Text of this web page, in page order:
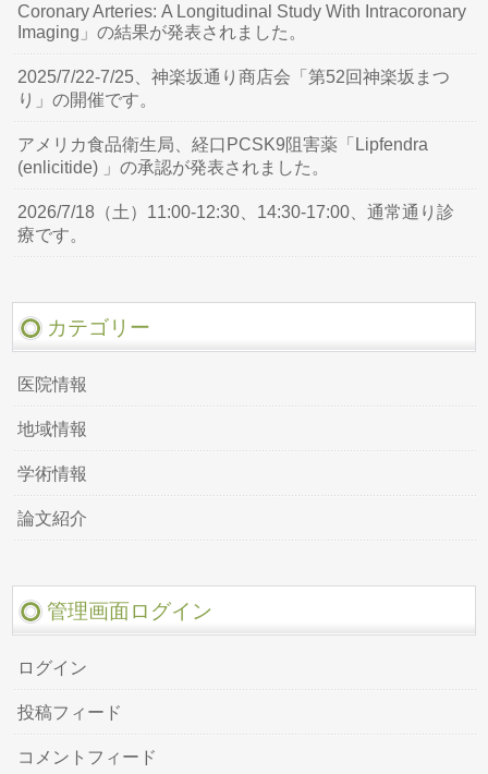
Coronary Arteries: A Longitudinal Study With Intracoronary
Imaging」の結果が発表されました。
2025/7/22-7/25、神楽坂通り商店会「第52回神楽坂まつ
り」の開催です。
アメリカ食品衛生局、経口PCSK9阻害薬「Lipfendra
(enlicitide) 」の承認が発表されました。
2026/7/18（土）11:00-12:30、14:30-17:00、通常通り診
療です。
カテゴリー
医院情報
地域情報
学術情報
論文紹介
管理画面ログイン
ログイン
投稿フィード
コメントフィード